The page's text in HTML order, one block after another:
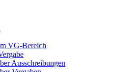
VG-Bereich
Ausschreibungen